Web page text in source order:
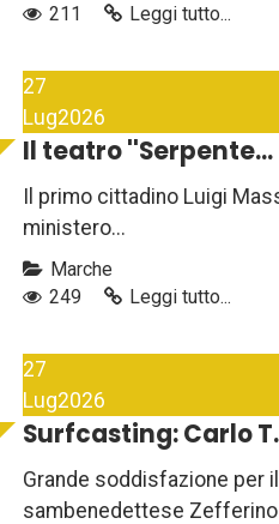
211
Leggi tutto...
27
Lug2026
Il teatro ''Serpente...
Il primo cittadino Luigi
ministero...
Marche
249
Leggi tutto...
27
Lug2026
Surfcasting: Carlo
Grande soddisfazione per
sambenedettese Zefferino